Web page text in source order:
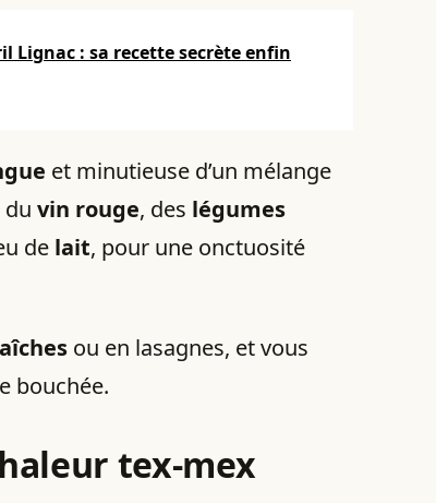
Lignac : sa recette secrète enfin
et minutieuse d’un mélange
du vin rouge, des légumes
de lait, pour une onctuosité
ou en lasagnes, et vous
bouchée.
tex-mex